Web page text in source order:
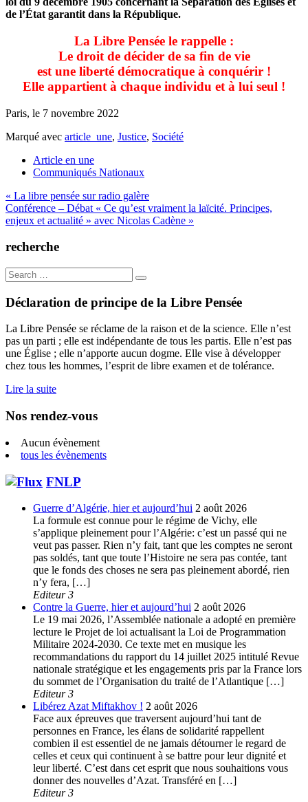
de l’État garantit dans la République.
La Libre Pensée le rappelle :
Le droit de décider de sa fin de vie
est une liberté démocratique à conquérir !
Elle appartient à chaque individu et à lui seul !
Paris, le 7 novembre 2022
Marqué avec article_une, Justice, Société
Article en une
Communiqués Nationaux
Navigation
de
« La libre pensée sur radio galère
Conférence – Débat « Ce qu’est vraiment la laïcité. Principes,
enjeux et actualité » avec Nicolas Cadène »
recherche
Search
for:
Déclaration de principe de la Libre Pensée
La Libre Pensée se réclame de la raison et de la science. Elle n’est
pas un parti ; elle est indépendante de tous les partis. Elle n’est pas
une Église ; elle n’apporte aucun dogme. Elle vise à développer
chez tous les hommes, l’esprit de libre examen et de tolérance.
Lire la suite
Nos rendez-vous
Aucun évènement
tous les évènements
FNLP
Guerre d’Algérie, hier et aujourd’hui 2 août 2026
La formule est connue pour le régime de Vichy, elle
s’applique pleinement pour l’Algérie: c’est un passé qui ne
veut pas passer. Rien n’y fait, tant que les comptes ne seront
pas soldés, tant que toute l’Histoire ne sera pas contée, tant
que le fonds des choses ne sera pas pleinement abordé, rien
n’y fera, […]
Editeur 3
Contre la Guerre, hier et aujourd’hui 2 août 2026
Le 19 mai 2026, l’Assemblée nationale a adopté en première
lecture le Projet de loi actualisant la Loi de Programmation
Militaire 2024-2030. Ce texte met en musique les
recommandations du rapport du 14 juillet 2025 intitulé Revue
nationale stratégique et les engagements pris par la France lors
du sommet de l’Organisation du traité de l’Atlantique […]
Editeur 3
Libérez Azat Miftakhov ! 2 août 2026
Face aux épreuves que traversent aujourd’hui tant de
personnes en France, les élans de solidarité rappellent
combien il est essentiel de ne jamais détourner le regard de
celles et ceux qui continuent à se battre pour leur dignité et
leur liberté. C’est dans cet esprit que nous souhaitions vous
donner des nouvelles d’Azat. Transféré en […]
Editeur 3